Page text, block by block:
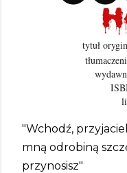
tytuł
"Wchodź,
mną odrobiną
przynosisz"